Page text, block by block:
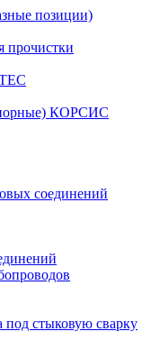
позиции)
прочистки
КОРСИС
соединений
стыковую сварку